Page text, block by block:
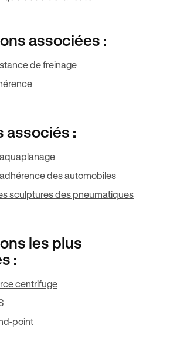
associées :
de freinage
associés :
des automobiles
sculptures des pneumatiques
les plus
:
centrifuge
point